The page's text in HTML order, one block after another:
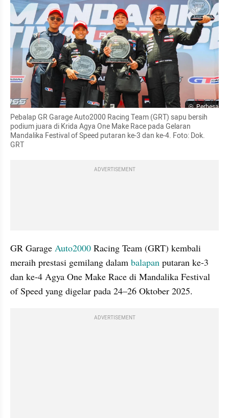
Perbesar
Pebalap GR Garage Auto2000 Racing Team (GRT) sapu bersih
podium juara di Krida Agya One Make Race pada Gelaran
Mandalika Festival of Speed putaran ke-3 dan ke-4. Foto: Dok.
GRT
ADVERTISEMENT
GR Garage Auto2000 Racing Team (GRT) kembali
meraih prestasi gemilang dalam balapan putaran ke-3
dan ke-4 Agya One Make Race di Mandalika Festival
of Speed yang digelar pada 24–26 Oktober 2025.
ADVERTISEMENT